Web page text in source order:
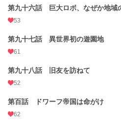
第九十六話 巨大ロボ、なぜか地
53
第九十七話 異世界初の遊園地
61
第九十八話 旧友を訪ねて
52
第百話 ドワーフ帝国は命がけ
62